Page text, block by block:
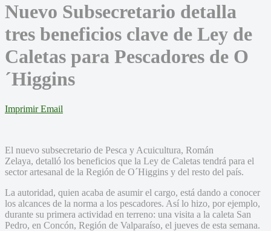
Nuevo Subsecretario detalla
tres beneficios clave de Ley de
Caletas para Pescadores de O
´Higgins
Imprimir Email
El nuevo subsecretario de Pesca y Acuicultura, Román
Zelaya, detalló los beneficios que la Ley de Caletas tendrá para el
sector artesanal de la Región de O´Higgins y del resto del país.
La autoridad, quien acaba de asumir el cargo, está dando a conocer
los alcances de la norma a los pescadores. Así lo hizo, por ejemplo,
durante su primera actividad en terreno: una visita a la caleta San
Pedro, en Concón, Región de Valparaíso, el jueves de esta semana.